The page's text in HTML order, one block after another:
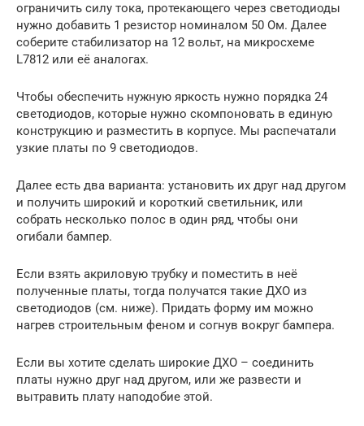
ограничить силу тока, протекающего через светодиоды
нужно добавить 1 резистор номиналом 50 Ом. Далее
соберите стабилизатор на 12 вольт, на микросхеме
L7812 или её аналогах.
Чтобы обеспечить нужную яркость нужно порядка 24
светодиодов, которые нужно скомпоновать в единую
конструкцию и разместить в корпусе. Мы распечатали
узкие платы по 9 светодиодов.
Далее есть два варианта: установить их друг над другом
и получить широкий и короткий светильник, или
собрать несколько полос в один ряд, чтобы они
огибали бампер.
Если взять акриловую трубку и поместить в неё
полученные платы, тогда получатся такие ДХО из
светодиодов (см. ниже). Придать форму им можно
нагрев строительным феном и согнув вокруг бампера.
Если вы хотите сделать широкие ДХО – соединить
платы нужно друг над другом, или же развести и
вытравить плату наподобие этой.